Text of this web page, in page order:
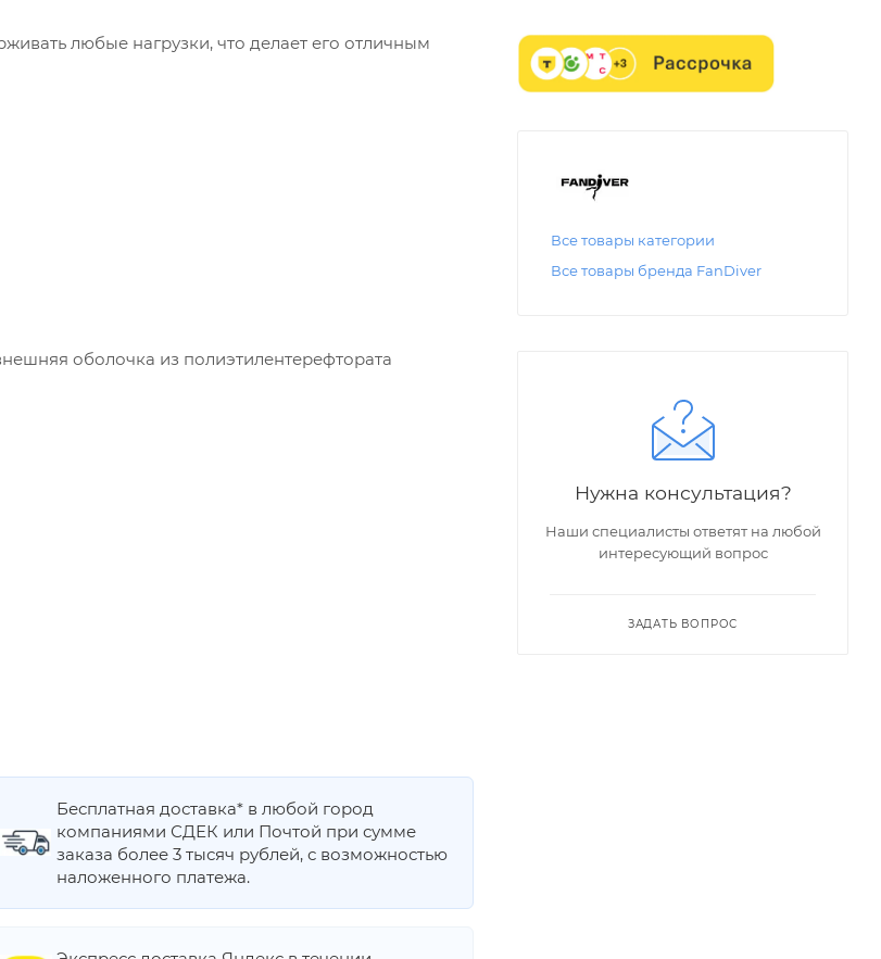
любые нагрузки, что делает его отличным
оболочка из полиэтилентерефтората
Бесплатная доставка* в любой город
компаниями СДЕК или Почтой при сумме
заказа более 3 тысяч рублей, с возможностью
наложенного платежа.
Все товары категории
Все товары бренда FanDiver
Нужна консультация?
Наши специалисты ответят на любой
интересующий вопрос
ЗАДАТЬ ВОПРОС